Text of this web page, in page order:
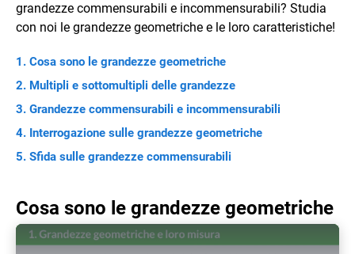
grandezze commensurabili e incommensurabili? Studia
con noi le grandezze geometriche e le loro caratteristiche!
Cosa sono le grandezze geometriche
Multipli e sottomultipli delle grandezze
Grandezze commensurabili e incommensurabili
Interrogazione sulle grandezze geometriche
Sfida sulle grandezze commensurabili
Cosa sono le grandezze geometriche